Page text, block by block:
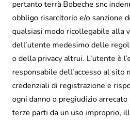
pertanto terrà Bobeche snc
obbligo risarcitorio e/o sanzione
qualsiasi modo ricollegabile alla
dell’utente medesimo delle
o della privacy altrui. L’utente è
responsabile dell’accesso al sito
credenziali di registrazione e
ogni danno o pregiudizio arrecato
terze parti da un uso improprio,